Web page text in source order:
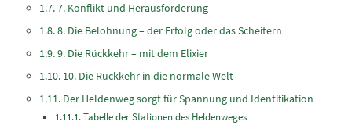
7. Konflikt und Herausforderung
8. Die Belohnung – der Erfolg oder das Scheitern
9. Die Rückkehr – mit dem Elixier
10. Die Rückkehr in die normale Welt
Der Heldenweg sorgt für Spannung und Identifikation
Tabelle der Stationen des Heldenweges